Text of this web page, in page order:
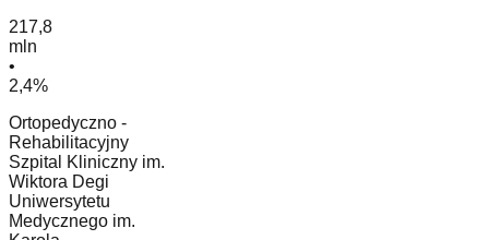
217,8
mln
•
2,4%
Ortopedyczno -
Rehabilitacyjny
Szpital Kliniczny im.
Wiktora Degi
Uniwersytetu
Medycznego im.